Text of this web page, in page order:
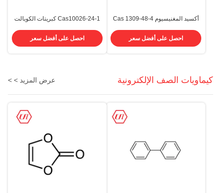
أكسيد المغنيسيوم Cas 1309-48-4
درجة الغذاء
احصل على أفضل سعر
Cas10026-24-1 كبريتات الكوبالت
الاستخدام الصناعي
احصل على أفضل سعر
كيماويات الصف الإلكترونية عرض المزيد > >